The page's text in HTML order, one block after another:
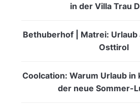
in der Villa Trau
Bethuberhof | Matrei: Urlaub
Osttirol
Coolcation: Warum Urlaub in
der neue Sommer-